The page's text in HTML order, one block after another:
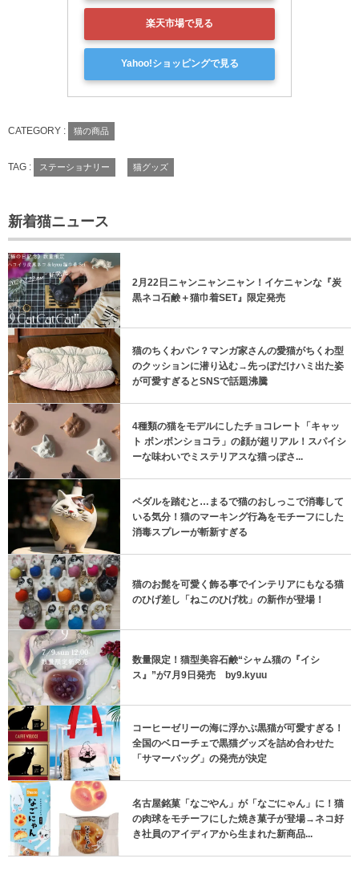
楽天市場で見る
Yahoo!ショッピングで見る
CATEGORY : 猫の商品
TAG : ステーショナリー 猫グッズ
新着猫ニュース
2月22日ニャンニャンニャン！イケニャンな『炭
黒ネコ石鹸＋猫巾着SET』限定発売
猫のちくわパン？マンガ家さんの愛猫がちくわ型
のクッションに潜り込む→先っぽだけハミ出た姿
が可愛すぎるとSNSで話題沸騰
4種類の猫をモデルにしたチョコレート「キャッ
ト ボンボンショコラ」の顔が超リアル！スパイシ
ーな味わいでミステリアスな猫っぽさ...
ペダルを踏むと…まるで猫のおしっこで消毒して
いる気分！猫のマーキング行為をモチーフにした
消毒スプレーが斬新すぎる
猫のお髭を可愛く飾る事でインテリアにもなる猫
のひげ差し「ねこのひげ枕」の新作が登場！
数量限定！猫型美容石鹸“シャム猫の『イシ
ス』”が7月9日発売 by9.kyuu
コーヒーゼリーの海に浮かぶ黒猫が可愛すぎる！
全国のベローチェで黒猫グッズを詰め合わせた
「サマーバッグ」の発売が決定
名古屋銘菓「なごやん」が「なごにゃん」に！猫
の肉球をモチーフにした焼き菓子が登場→ネコ好
き社員のアイディアから生まれた新商品...